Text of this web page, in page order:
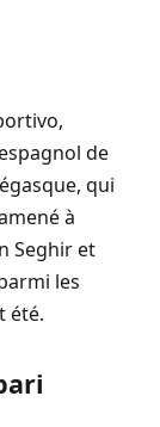
de
qui
à
Seghir et
les
été.